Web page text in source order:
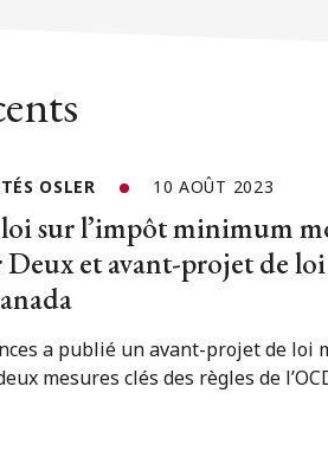
OSLER 10 AOÛT 2023
sur l’impôt minimum
et avant-projet de loi
a publié un avant-projet de loi
mesures clés des règles de